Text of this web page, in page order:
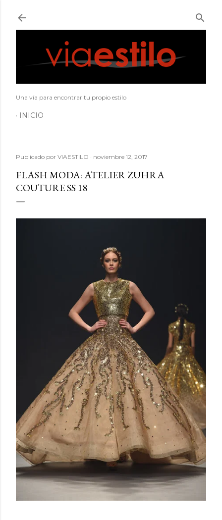
Una vía para encontrar tu propio estilo
INICIO
Publicado por VIAESTILO noviembre 12, 2017
FLASH MODA: ATELIER ZUHRA
COUTURE SS 18